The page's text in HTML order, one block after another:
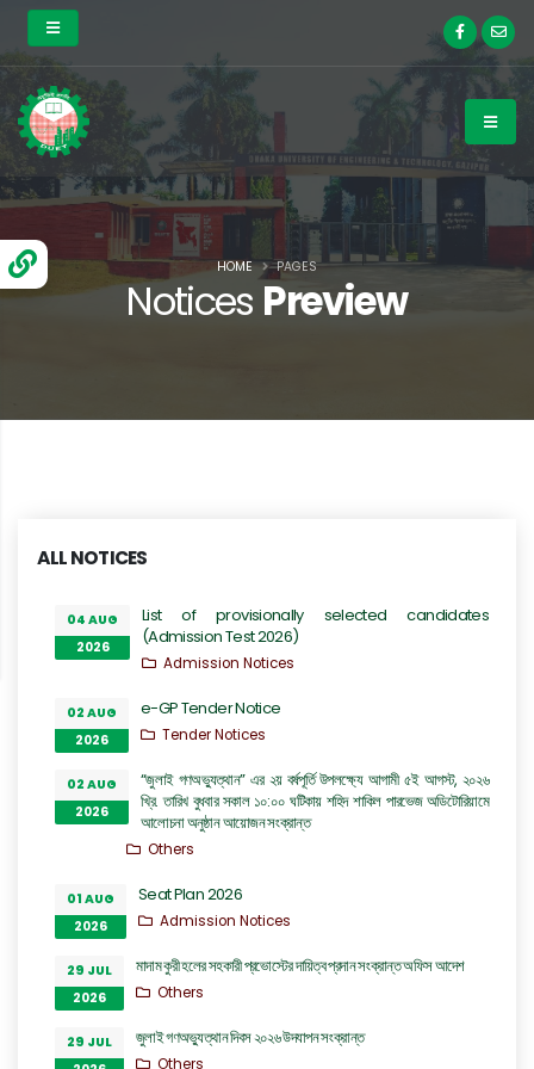
Notices Preview
HOME PAGES
ALL NOTICES
04 AUG
2026
List of provisionally selected candidates
(Admission Test 2026)
Admission Notices
02 AUG
2026
e-GP Tender Notice
Tender Notices
02 AUG
2026
“জুলাই গণঅভ্যুত্থান” এর ২য় বর্ষপূর্তি উপলক্ষ্যে আগামী ৫ই আগস্ট, ২০২৬
খ্রি. তারিখ বুধবার সকাল ১০:০০ ঘটিকায় শহিদ শাকিল পারভেজ অডিটোরিয়ামে
আলোচনা অনুষ্ঠান আয়োজন সংক্রান্ত
Others
01 AUG
2026
Seat Plan 2026
Admission Notices
29 JUL
2026
মাদাম কুরী হলের সহকারী প্রভোস্টের দায়িত্ব প্রদান সংক্রান্ত অফিস আদেশ
Others
29 JUL
জুলাই গণঅভ্যুত্থান দিবস ২০২৬ উদযাপন সংক্রান্ত
Others